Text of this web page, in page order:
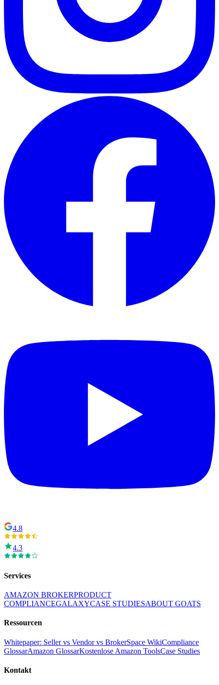
4.8
4.3
Services
AMAZON BROKERPRODUCT
COMPLIANCEGALAXYCASE STUDIESABOUT GOATS
Ressourcen
Whitepaper: Seller vs Vendor vs BrokerSpace WikiCompliance
GlossarAmazon GlossarKostenlose Amazon ToolsCase Studies
Kontakt